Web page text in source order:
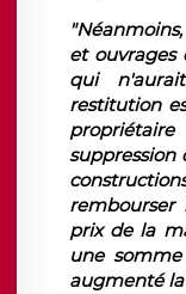
et ouvrages
qui
restitution
suppression
prix de la
une
augmenté